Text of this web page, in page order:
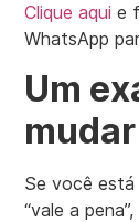
Clique aqui e
WhatsApp
Um
Se você está
“vale a